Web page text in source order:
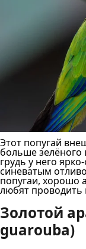
Этот попугай
больше зелёного
грудь у него
синеватым
попугаи, хорошо
любят проводить
Золотой
guarouba)